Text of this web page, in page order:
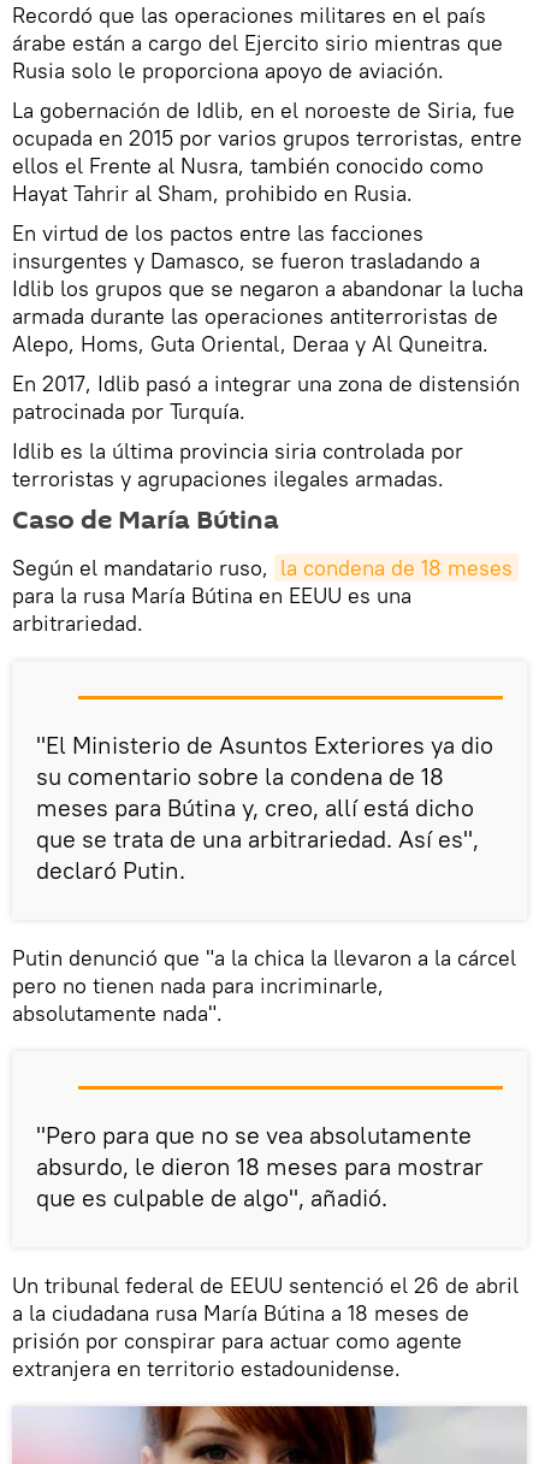
Recordó que las operaciones militares en el país
árabe están a cargo del Ejercito sirio mientras que
Rusia solo le proporciona apoyo de aviación.
La gobernación de Idlib, en el noroeste de Siria, fue
ocupada en 2015 por varios grupos terroristas, entre
ellos el Frente al Nusra, también conocido como
Hayat Tahrir al Sham, prohibido en Rusia.
En virtud de los pactos entre las facciones
insurgentes y Damasco, se fueron trasladando a
Idlib los grupos que se negaron a abandonar la lucha
armada durante las operaciones antiterroristas de
Alepo, Homs, Guta Oriental, Deraa y Al Quneitra.
En 2017, Idlib pasó a integrar una zona de distensión
patrocinada por Turquía.
Idlib es la última provincia siria controlada por
terroristas y agrupaciones ilegales armadas.
Caso de María Bútina
Según el mandatario ruso, la condena de 18 meses
para la rusa María Bútina en EEUU es una
arbitrariedad.
"El Ministerio de Asuntos Exteriores ya dio
su comentario sobre la condena de 18
meses para Bútina y, creo, allí está dicho
que se trata de una arbitrariedad. Así es",
declaró Putin.
Putin denunció que "a la chica la llevaron a la cárcel
pero no tienen nada para incriminarle,
absolutamente nada".
"Pero para que no se vea absolutamente
absurdo, le dieron 18 meses para mostrar
que es culpable de algo", añadió.
Un tribunal federal de EEUU sentenció el 26 de abril
a la ciudadana rusa María Bútina a 18 meses de
prisión por conspirar para actuar como agente
extranjera en territorio estadounidense.